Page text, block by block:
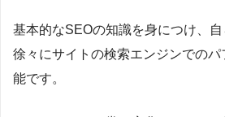
基本的なSEOの知識を身につけ、
徐々にサイトの検索エンジンでの
能です。